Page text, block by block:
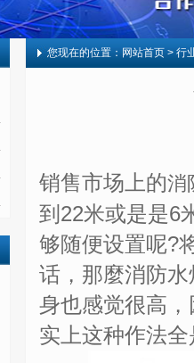
您现在的位置： 网站首页 > 行
销售市场上的消
到22米或是是6
够随便设置呢?
话，那麼消防
身也感觉很高
实上这种作法